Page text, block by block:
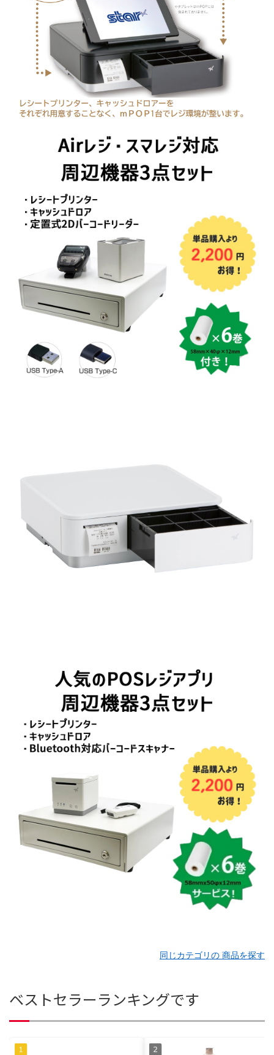
同じカテゴリの 商品を探す
ベストセラーランキングです